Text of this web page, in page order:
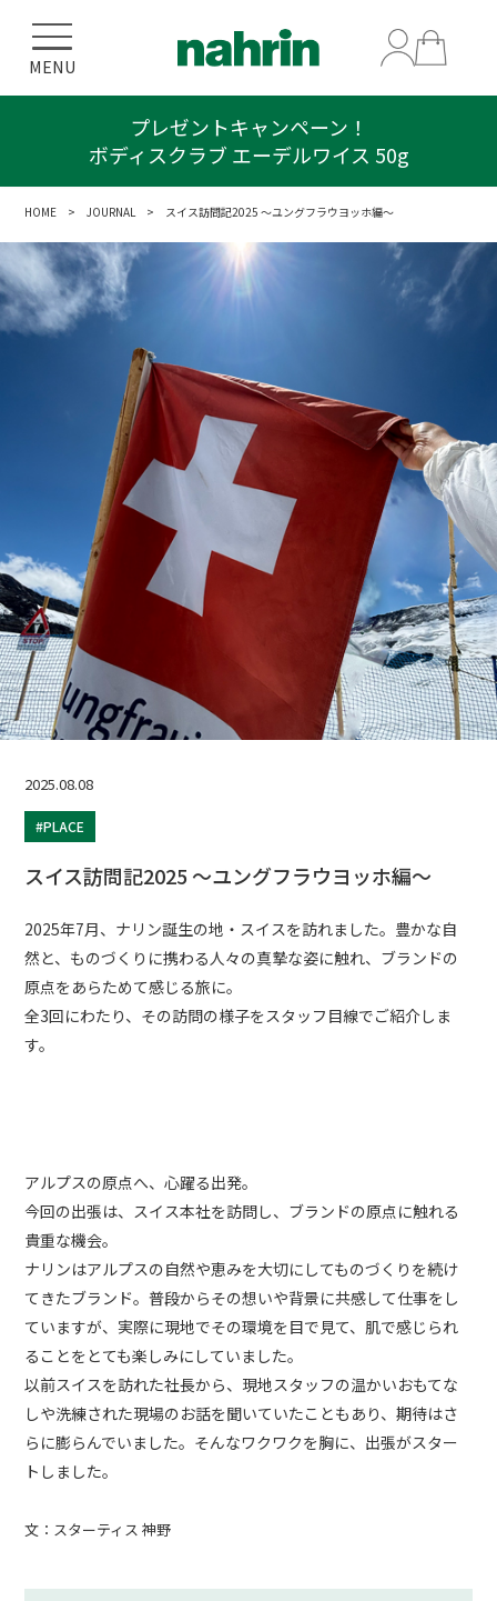
MENU
エーデルワイスシリーズをご購入で
クリアポーチプレゼント！
HOME >JOURNAL> スイス訪問記2025 ～ユングフラウヨッホ編～
2025.08.08
#PLACE
スイス訪問記2025 ～ユングフラウヨッホ編～
2025年7月、ナリン誕生の地・スイスを訪れました。豊かな自
然と、ものづくりに携わる人々の真摯な姿に触れ、ブランドの
原点をあらためて感じる旅に。
全3回にわたり、その訪問の様子をスタッフ目線でご紹介しま
す。
アルプスの原点へ、心躍る出発。
今回の出張は、スイス本社を訪問し、ブランドの原点に触れる
貴重な機会。
ナリンはアルプスの自然や恵みを大切にしてものづくりを続け
てきたブランド。普段からその想いや背景に共感して仕事をし
ていますが、実際に現地でその環境を目で見て、肌で感じられ
ることをとても楽しみにしていました。
以前スイスを訪れた社長から、現地スタッフの温かいおもてな
しや洗練された現場のお話を聞いていたこともあり、期待はさ
らに膨らんでいました。そんなワクワクを胸に、出張がスター
トしました。
文：スターティス 神野